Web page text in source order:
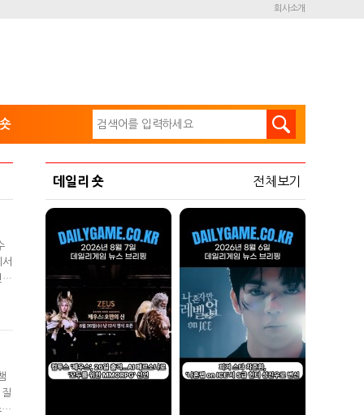
회사소개
데일리 숏 전체보기